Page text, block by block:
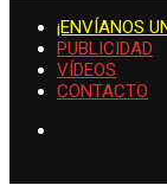
¡ENVÍANOS
PUBLICIDAD
VÍDEOS
CONTACTO